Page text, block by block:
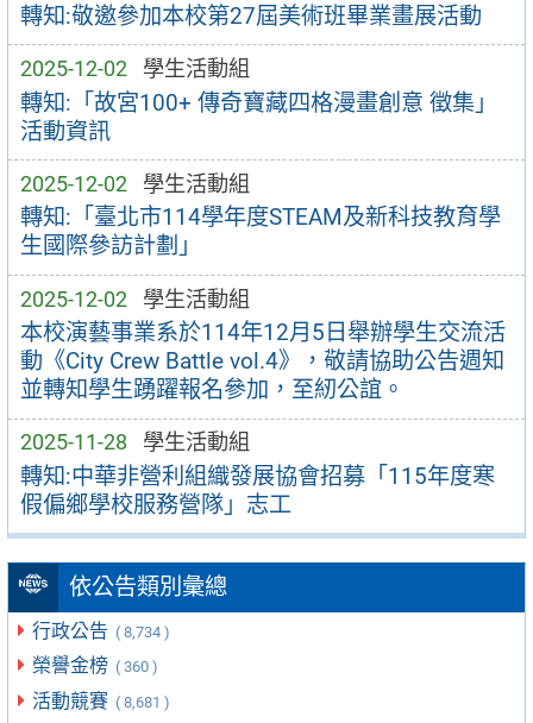
轉知:敬邀參加本校第27屆美術班畢業畫展活動
2025-12-02 學生活動組
轉知:「故宮100+ 傳奇寶藏四格漫畫創意 徵集」
活動資訊
2025-12-02 學生活動組
轉知:「臺北市114學年度STEAM及新科技教育學
生國際參訪計劃」
2025-12-02 學生活動組
本校演藝事業系於114年12月5日舉辦學生交流活
動《City Crew Battle vol.4》，敬請協助公告週知
並轉知學生踴躍報名參加，至紉公誼。
2025-11-28 學生活動組
轉知:中華非營利組織發展協會招募「115年度寒
假偏鄉學校服務營隊」志工
依公告類別彙總
行政公告 ( 8,734 )
榮譽金榜 ( 360 )
活動競賽 ( 8,681 )